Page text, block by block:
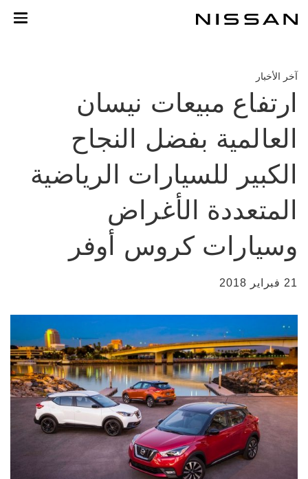
إلى
آخر الأخبار
ارتفاع مبيعات نيسان
العالمية بفضل النجاح
الكبير للسيارات الرياضية
المتعددة الأغراض
وسيارات كروس أوفر
21 فبراير 2018